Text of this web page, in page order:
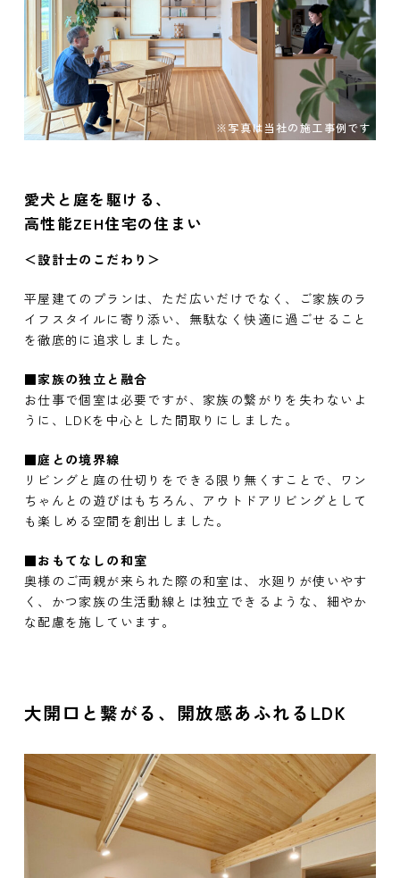
※写真は当社の施工事例です
愛犬と庭を駆ける、
高性能ZEH住宅の住まい
＜設計士のこだわり＞
平屋建てのプランは、ただ広いだけでなく、ご家族のラ
イフスタイルに寄り添い、無駄なく快適に過ごせること
を徹底的に追求しました。
■家族の独立と融合
お仕事で個室は必要ですが、家族の繋がりを失わないよ
うに、LDKを中心とした間取りにしました。
■庭との境界線
リビングと庭の仕切りをできる限り無くすことで、ワン
ちゃんとの遊びはもちろん、アウトドアリビングとして
も楽しめる空間を創出しました。
■おもてなしの和室
奥様のご両親が来られた際の和室は、水廻りが使いやす
く、かつ家族の生活動線とは独立できるような、細やか
な配慮を施しています。
大開口と繋がる、開放感あふれるLDK